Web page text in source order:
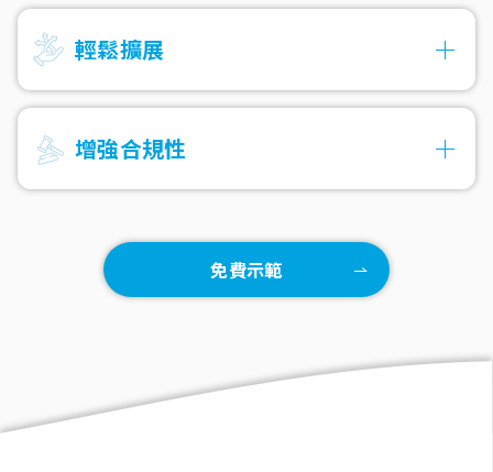
輕鬆擴展
增強合規性
免費示範